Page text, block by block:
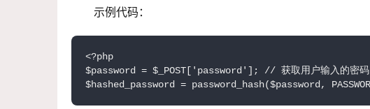
示例代码：
<?php
$password = $_POST['password']; // 获取用户输入的密码